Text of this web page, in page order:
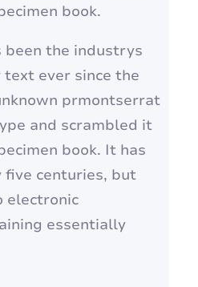
book.
been the industrys
ever since the
prmontserrat
and scrambled it
book. It has
centuries, but
electronic
essentially